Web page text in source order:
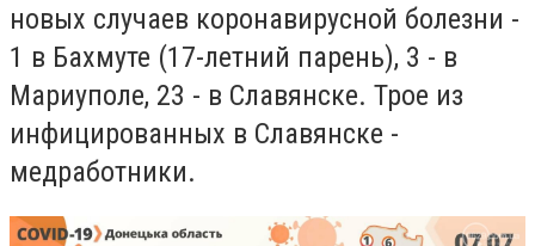
новых случаев коронавирусной болезни -
1 в Бахмуте (17-летний парень), 3 - в
Мариуполе, 23 - в Славянске. Трое из
инфицированных в Славянске -
медработники.